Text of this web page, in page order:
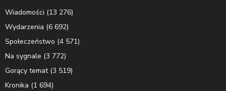
Wiadomości (13 276)
Wydarzenia (6 692)
Społeczeństwo (4 571)
Na sygnale (3 772)
Gorący temat(3 519)
Kronika (1 694)